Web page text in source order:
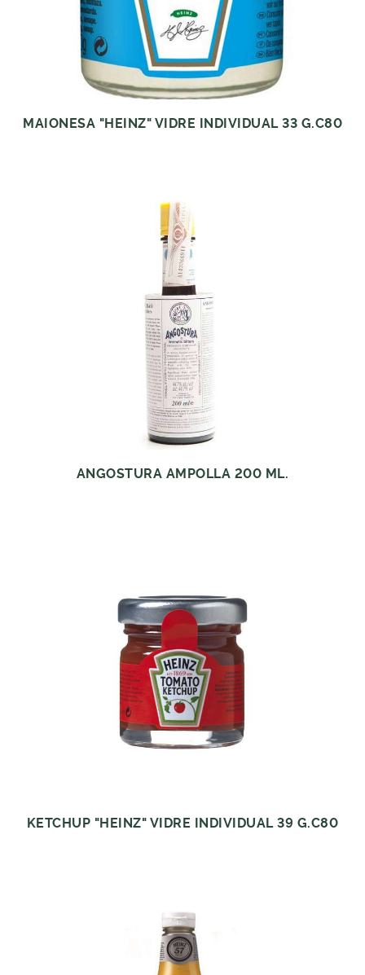
MAIONESA "HEINZ" VIDRE INDIVIDUAL 33 G.C80
ANGOSTURA AMPOLLA 200 ML.
KETCHUP "HEINZ" VIDRE INDIVIDUAL 39 G.C80